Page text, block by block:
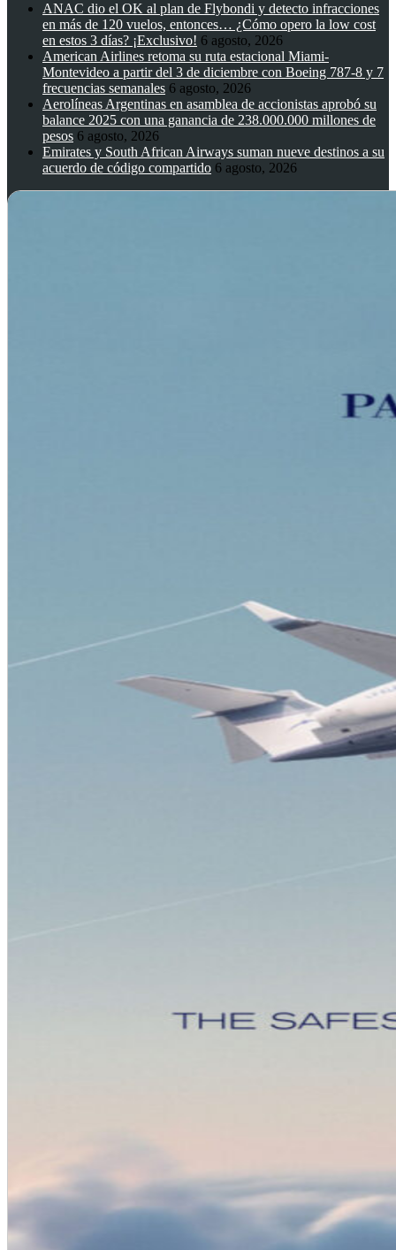
ANAC dio el OK al plan de Flybondi y detecto infracciones
en más de 120 vuelos, entonces… ¿Cómo opero la low cost
en estos 3 días? ¡Exclusivo! 6 agosto, 2026
American Airlines retoma su ruta estacional Miami-
Montevideo a partir del 3 de diciembre con Boeing 787-8 y 7
frecuencias semanales 6 agosto, 2026
Aerolíneas Argentinas en asamblea de accionistas aprobó su
balance 2025 con una ganancia de 238.000.000 millones de
pesos 6 agosto, 2026
Emirates y South African Airways suman nueve destinos a su
acuerdo de código compartido 6 agosto, 2026